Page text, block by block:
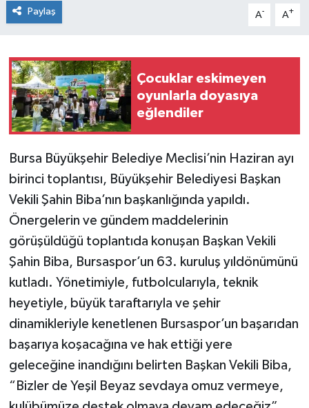
Paylaş A- A+
Çocuklar eskimeyen
oyunlarla doyasıya
eğlendiler
Bursa Büyükşehir Belediye Meclisi’nin Haziran ayı
birinci toplantısı, Büyükşehir Belediyesi Başkan
Vekili Şahin Biba’nın başkanlığında yapıldı.
Önergelerin ve gündem maddelerinin
görüşüldüğü toplantıda konuşan Başkan Vekili
Şahin Biba, Bursaspor’un 63. kuruluş yıldönümünü
kutladı. Yönetimiyle, futbolcularıyla, teknik
heyetiyle, büyük taraftarıyla ve şehir
dinamikleriyle kenetlenen Bursaspor’un başarıdan
başarıya koşacağına ve hak ettiği yere
geleceğine inandığını belirten Başkan Vekili Biba,
“Bizler de Yeşil Beyaz sevdaya omuz vermeye,